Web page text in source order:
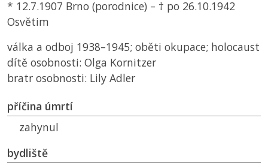
* 12.7.1907 Brno (porodnice) – † po 26.10.1942
Osvětim
válka a odboj 1938–1945; oběti okupace; holocaust
dítě osobnosti: Olga Kornitzer
bratr osobnosti: Lily Adler
příčina úmrtí
zahynul
bydliště